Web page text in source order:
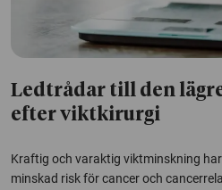
Ledtrådar till den
efter viktkirurgi
Kraftig och varaktig viktminskning
minskad risk för cancer och